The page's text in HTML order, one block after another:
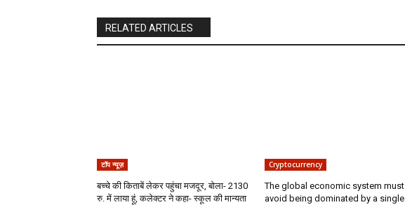
RELATED ARTICLES
टॉप न्यूज़
बच्चे की किताबें लेकर पहुंचा मजदूर, बोला- 2130
रु. में लाया हूं, कलेक्टर ने कहा- स्कूल की मान्यता
Cryptocurrency
The global economic system must
avoid being dominated by a single